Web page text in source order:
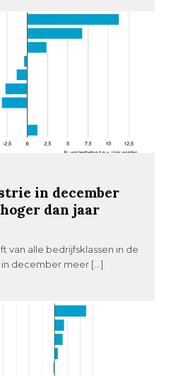
in december
dan jaar
van alle bedrijfsklassen in de
december meer […]